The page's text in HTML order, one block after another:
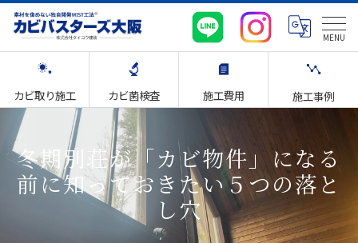
カビ取り施工 カビ菌検査 施工費用 施工事例
冬期別荘が「カビ物件」になる
前に知っておきたい５つの落と
し穴